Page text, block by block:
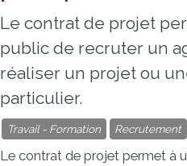
Le contrat de projet
public de recruter un
réaliser un projet ou
particulier.
Travail - Formation Recrutement
Le contrat de projet permet à